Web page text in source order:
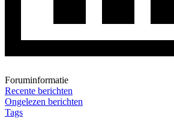
Foruminformatie
Recente berichten
Ongelezen berichten
Tags